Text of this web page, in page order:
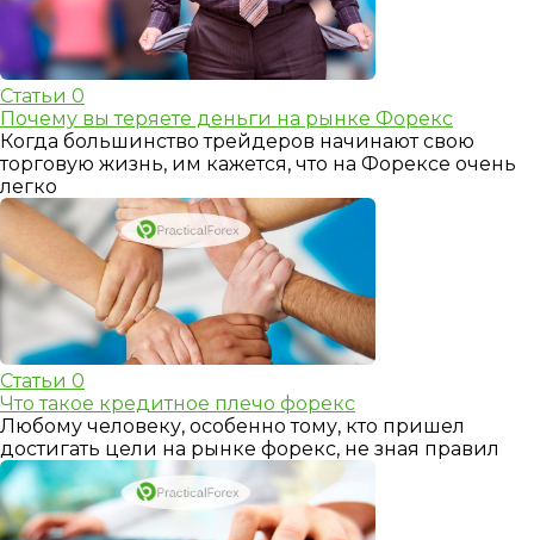
Статьи 0
Почему вы теряете деньги на рынке Форекс
Когда большинство трейдеров начинают свою
торговую жизнь, им кажется, что на Форексе очень
легко
Статьи 0
Что такое кредитное плечо форекс
Любому человеку, особенно тому, кто пришел
достигать цели на рынке форекс, не зная правил